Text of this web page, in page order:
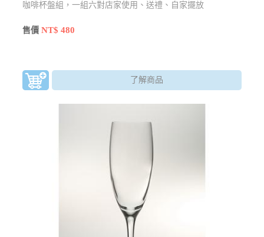
咖啡杯盤組，一組六對店家使用、送禮、自家擺放
售價NT$ 480
了解商品